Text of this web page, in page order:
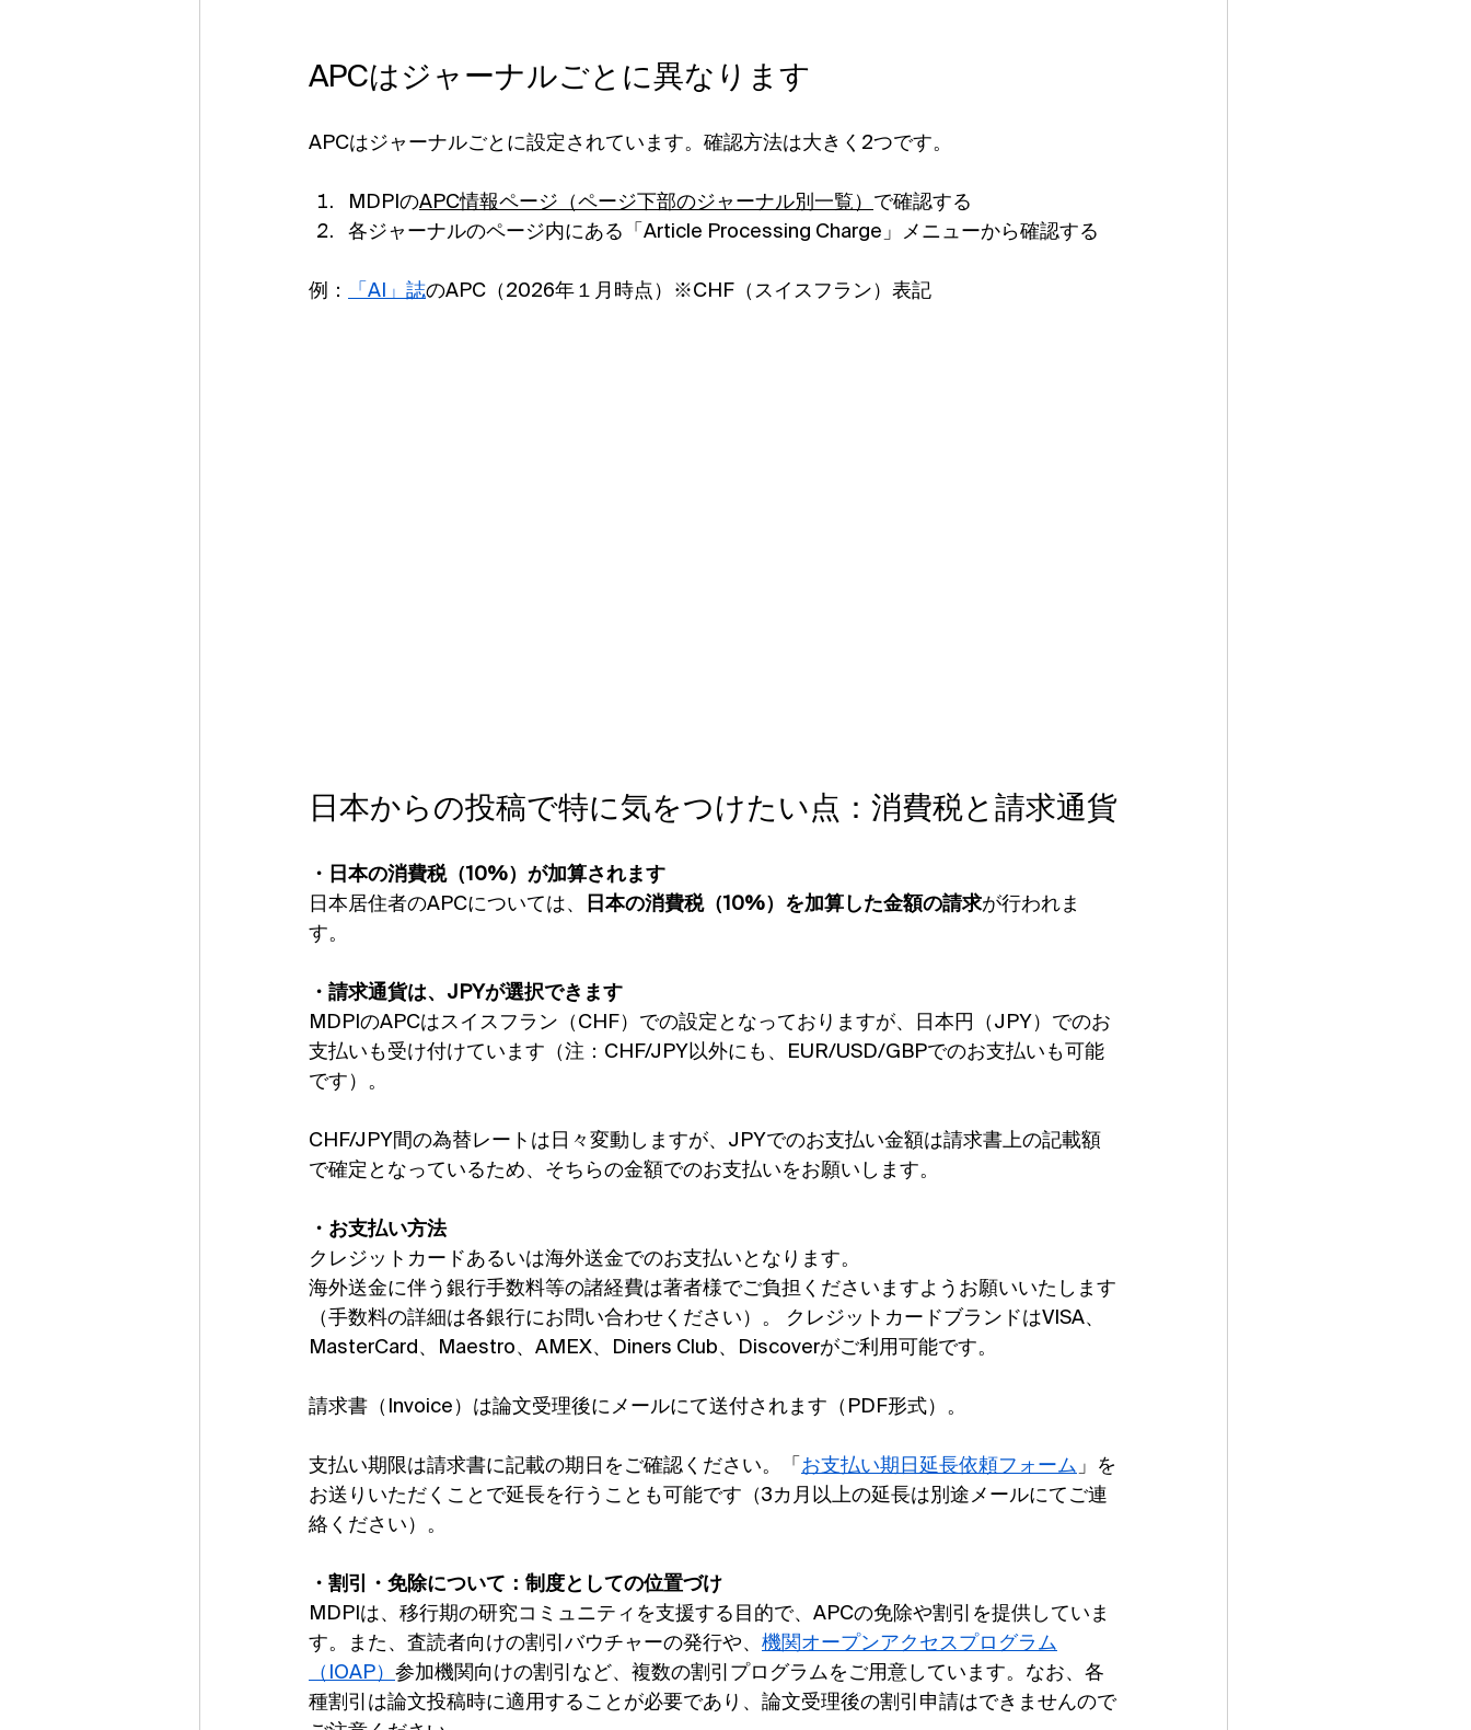
APCはジャーナルごとに異なります
APCはジャーナルごとに設定されています。確認方法は大きく2つです。
MDPIのAPC情報ページ（ページ下部のジャーナル別一覧） で確認する
各ジャーナルのページ内にある「Article Processing Charge」メニューから確認する
例： 「AI」誌のAPC（2026年１月時点）※CHF（スイスフラン）表記
日本からの投稿で特に気をつけたい点：消費税と請求通貨
・日本の消費税（10%）が加算されます
日本居住者のAPCについては、
日本の消費税（10%）を加算した金額の請求が行われま
す。
・請求通貨は、JPYが選択できます
MDPIのAPCはスイスフラン（CHF）での設定となっておりますが、日本円（JPY）でのお
支払いも受け付けています（注：CHF/JPY以外にも、EUR/USD/GBPでのお支払いも可能
です）。
CHF/JPY間の為替レートは日々変動しますが、JPYでのお支払い金額は請求書上の記載額
で確定となっているため、そちらの金額でのお支払いをお願いします。
・お支払い方法
クレジットカードあるいは海外送金でのお支払いとなります。
海外送金に伴う銀行手数料等の諸経費は著者様でご負担くださいますようお願いいたします
（手数料の詳細は各銀行にお問い合わせください）。 クレジットカードブランドはVISA、
MasterCard、Maestro、AMEX、Diners Club、Discoverがご利用可能です。
請求書（Invoice）は論文受理後にメールにて送付されます（PDF形式）。
支払い期限は請求書に記載の期日をご確認ください。「 お支払い期日延長依頼フォーム 」を
お送りいただくことで延長を行うことも可能です（3カ月以上の延長は別途メールにてご連
絡ください）。
・割引・免除について：制度としての位置づけ
MDPIは、移行期の研究コミュニティを支援する目的で、APCの免除や割引を提供していま
す。また、査読者向けの割引バウチャーの発行や、 機関オープンアクセスプログラム
（IOAP） 参加機関向けの割引など、複数の割引プログラムをご用意しています。なお、各
種割引は論文投稿時に適用することが必要であり、論文受理後の割引申請はできませんので